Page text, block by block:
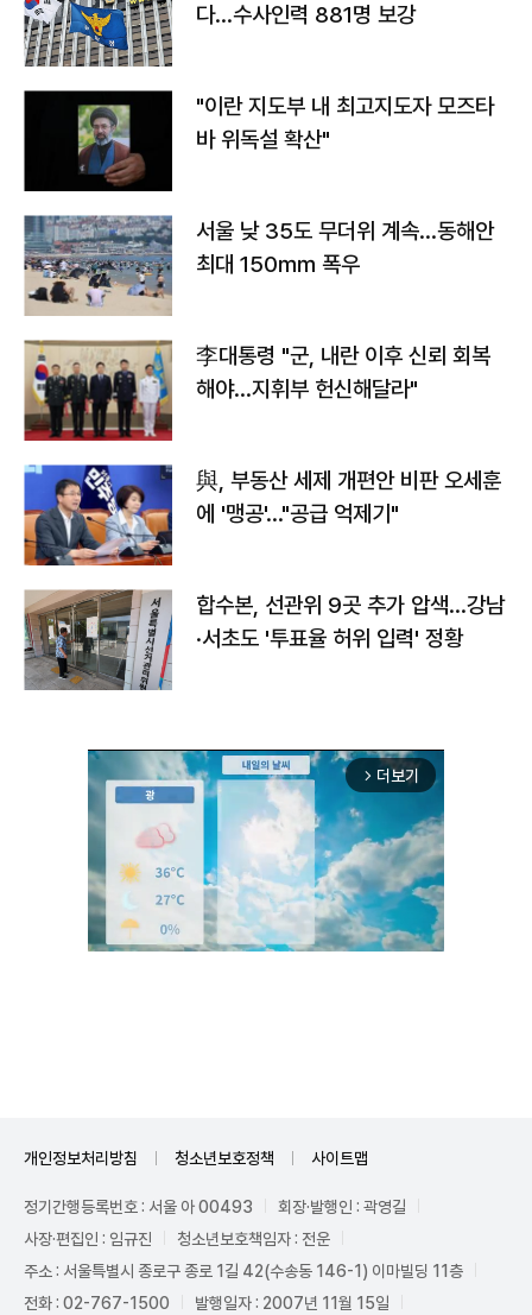
다…수사인력 881명 보강
"이란 지도부 내 최고지도자 모즈타
바 위독설 확산"
서울 낮 35도 무더위 계속…동해안
최대 150㎜ 폭우
李대통령 "군, 내란 이후 신뢰 회복
해야…지휘부 헌신해달라"
與, 부동산 세제 개편안 비판 오세훈
에 '맹공'…"공급 억제기"
합수본, 선관위 9곳 추가 압색…강남
·서초도 '투표율 허위 입력' 정황
arrow_forward_ios 더보기
개인정보처리방침 청소년보호정책 사이트맵
정기간행등록번호 : 서울 아 00493
회장·발행인 : 곽영길
사장·편집인 : 임규진
청소년보호책임자 : 전운
주소 : 서울특별시 종로구 종로 1길 42(수송동 146-1) 이마빌딩 11층
전화 : 02-767-1500
발행일자 : 2007년 11월 15일